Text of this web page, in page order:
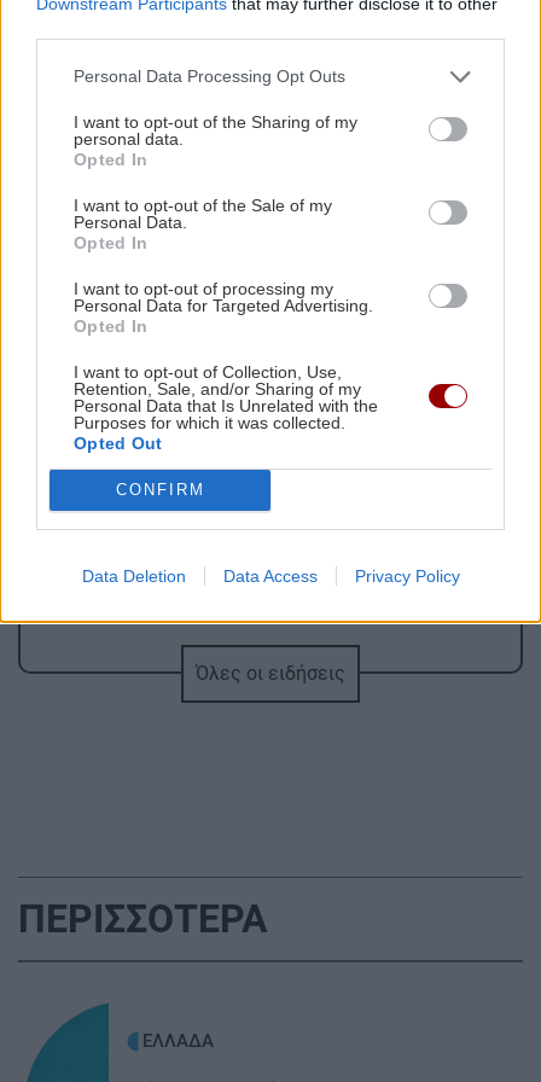
Personal Data Processing Opt Outs
I want to opt-out of the Sharing of my
personal data.
Opted In
I want to opt-out of the Sale of my
Personal Data.
Opted In
I want to opt-out of processing my
Personal Data for Targeted Advertising.
Opted In
I want to opt-out of Collection, Use,
Retention, Sale, and/or Sharing of my
Personal Data that Is Unrelated with the
Purposes for which it was collected.
Opted Out
CONFIRM
Data Deletion Data Access Privacy Policy
Σοκολάτα Ασβέστιο Μαγνήσιο
ΡΟΗ ΕΙΔΗΣΕΩΝ
ΕΛΛΑΔΑ
θάνατο του 4χρονου στην πισίνα – Στον
εισαγγελέα ο ιδιοκτήτης
12:23
ΚΡΗΤΗ
Ηράκλειο: Μεγάλη βλάβη στις Βασιλειές –
Ποιες περιοχές θα μείνουν χωρίς νερό
Κρήτη: Στο «κόκκινο» η τουριστική κίνηση –
ΟΦΗ: Στο Ηράκλειο ο Λορέντσο Ντίκμαν – Τη
Δευτέρα οι εξετάσεις και οι υπογραφές
Τέλος στην ταλαιπωρία: Πώς θα παίρνουμε
πινακίδες ΙΧ με λίγα κλικ!
Όλες οι ειδήσεις
ΠΕΡΙΣΣΟΤΕΡΑ
ΕΛΛΑΔΑ